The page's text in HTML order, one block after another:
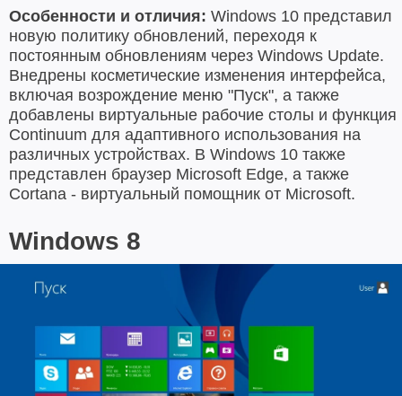
Особенности и отличия: Windows 10 представил
новую политику обновлений, переходя к
постоянным обновлениям через Windows Update.
Внедрены косметические изменения интерфейса,
включая возрождение меню "Пуск", а также
добавлены виртуальные рабочие столы и функция
Continuum для адаптивного использования на
различных устройствах. В Windows 10 также
представлен браузер Microsoft Edge, а также
Cortana - виртуальный помощник от Microsoft.
Windows 8